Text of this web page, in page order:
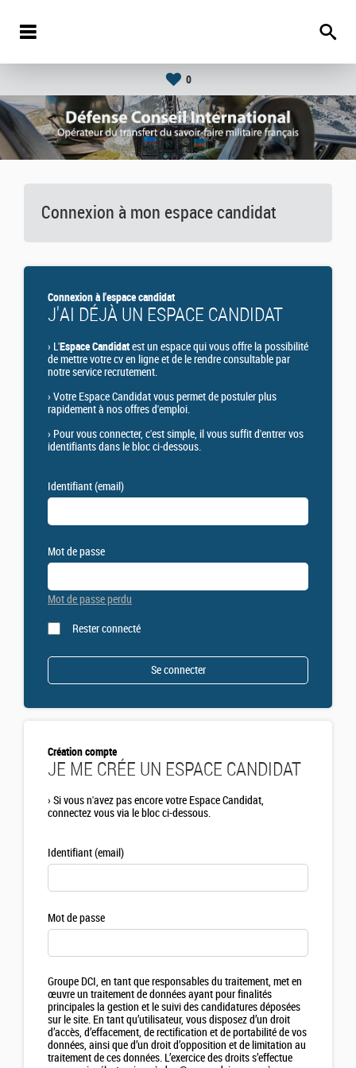
0
Connexion à mon espace candidat
J'AI DÉJÀ UN ESPACE CANDIDAT
› L'Espace Candidatest un espace qui vous offre la possibilité
de mettre votre cv en ligne et de le rendre consultable par
notre service recrutement.
› Votre Espace Candidat vous permet de postuler plus
rapidement à nos offres d'emploi.
› Pour vous connecter, c'est simple, il vous suffit d'entrer vos
identifiants dans le bloc ci-dessous.
Connexion à l'espace candidat
Identifiant (email)
Mot de passe
Rester connecté
Mot de passe perdu
JE ME CRÉE UN ESPACE CANDIDAT
› Si vous n'avez pas encore votre Espace Candidat,
connectez vous via le bloc ci-dessous.
Création compte
Identifiant (email)
Mot de passe
Groupe DCI, en tant que responsables du traitement, met en
œuvre un traitement de données ayant pour finalités
principales la gestion et le suivi des candidatures déposées
sur le site. En tant qu’utilisateur, vous disposez d’un droit
d’accès, d’effacement, de rectification et de portabilité de vos
données, ainsi que d’un droit d’opposition et de limitation au
traitement de ces données. L’exercice des droits s’effectue